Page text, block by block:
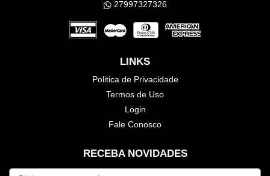
27997327326
LINKS
Politica de Privacidade
Termos de Uso
Login
Fale Conosco
RECEBA NOVIDADES